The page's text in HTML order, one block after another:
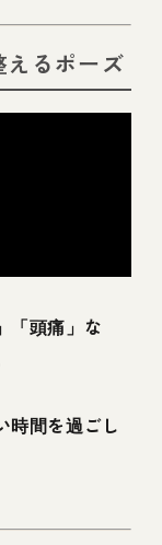
えるポーズ
「頭痛」な
時間を過ごし